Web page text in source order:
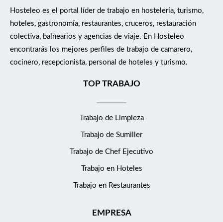
Hosteleo es el portal líder de trabajo en hostelería, turismo,
hoteles, gastronomía, restaurantes, cruceros, restauración
colectiva, balnearios y agencias de viaje. En Hosteleo
encontrarás los mejores perfiles de trabajo de camarero,
cocinero, recepcionista, personal de hoteles y turismo.
TOP TRABAJO
Trabajo de Limpieza
Trabajo de Sumiller
Trabajo de Chef Ejecutivo
Trabajo en Hoteles
Trabajo en Restaurantes
EMPRESA